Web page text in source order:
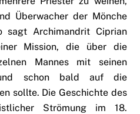
Überwacher der Mönche
sagt Archimandrit Ciprian
Mission, die über die
Mannes mit seinen
schon bald auf die
sollte. Die Geschichte des
Strömung im 18.